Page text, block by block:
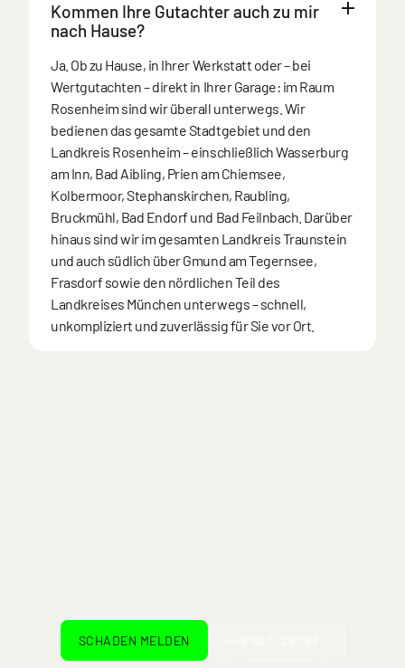
Kommen Ihre Gutachter auch zu mir
nach Hause?
Ja. Ob zu Hause, in Ihrer Werkstatt oder – bei
Wertgutachten – direkt in Ihrer Garage: im Raum
Rosenheim sind wir überall unterwegs. Wir
bedienen das gesamte Stadtgebiet und den
Landkreis Rosenheim – einschließlich Wasserburg
am Inn, Bad Aibling, Prien am Chiemsee,
Kolbermoor, Stephanskirchen, Raubling,
Bruckmühl, Bad Endorf und Bad Feilnbach. Darüber
hinaus sind wir im gesamten Landkreis Traunstein
und auch südlich über Gmund am Tegernsee,
Frasdorf sowie den nördlichen Teil des
Landkreises München unterwegs – schnell,
unkompliziert und zuverlässig für Sie vor Ort.
SCHADEN MELDEN